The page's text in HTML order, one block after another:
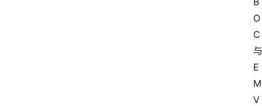
O
C
与
E
M
V